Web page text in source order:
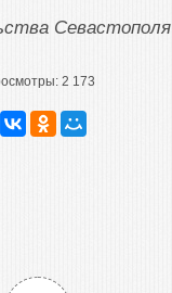
Севастополя
2 173